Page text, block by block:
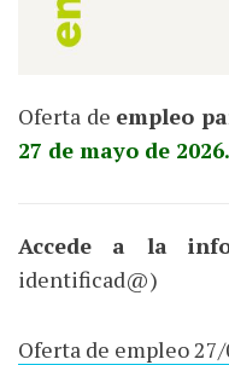
Oferta de empleo
27 de mayo de 2026.
Accede a la
identificad@)
Oferta de empleo